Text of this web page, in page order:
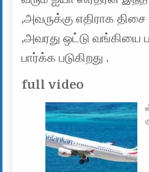
,அவருக்கு எதிராக திசை
,அவரது ஒட்டு வங்கியை
பார்க்க படுகிறது .
full video